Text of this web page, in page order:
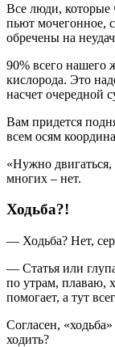
Все люди, которые
пьют мочегонное,
обречены на
90% всего нашего
кислорода. Это
насчет очередной
Вам придется
всем осям
«Нужно
многих – нет.
Ходьба?!
— Ходьба? Нет,
— Статья или
по утрам, плаваю,
помогает, а тут
Согласен,
ходить?